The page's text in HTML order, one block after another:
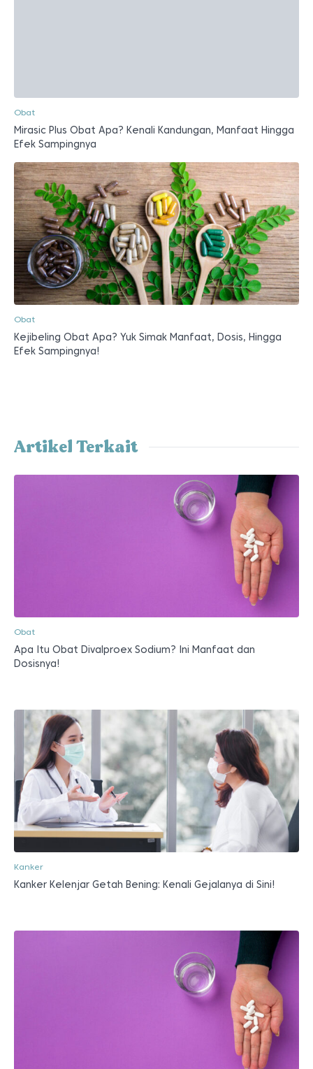
Obat
Mirasic Plus Obat Apa? Kenali Kandungan, Manfaat Hingga
Efek Sampingnya
Obat
Kejibeling Obat Apa? Yuk Simak Manfaat, Dosis, Hingga
Efek Sampingnya!
Artikel Terkait
Obat
Apa Itu Obat Divalproex Sodium? Ini Manfaat dan
Dosisnya!
Kanker
Kanker Kelenjar Getah Bening: Kenali Gejalanya di Sini!